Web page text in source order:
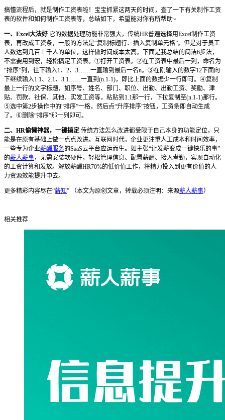
搞懂流程后，就是制作工资表啦！宝宝抓紧这两天的时间，查了一下有关制作工资
表的软件和如何制作工资表等，总结如下，希望能对你有所帮助~
一、Excel大法好 它的数据处理功能非常强大，传统HR普遍选择用Excel制作工资
表，再改成工资条，一般的方法是“复制标题行、插入复制单元格”。但是对于员工
人数达到几百上千人的单位，这样做时间成本太高。下面是我总结的简洁6步法，
不需要用到宏，轻松搞定工资表。①打开工资表。②在工资表中最后一列，命名为
“排序”列，往下输入1、2、3……一直输到最后一名n。③在刚输入的数字12下面向
下继续输入1.1、2.1、3.1……一直到(n.1-1)，即比上面的数据少一行即可。④复制
最上一行的文字标题，如序号、姓名、部门、职位、出勤、出勤工资、奖励、津
贴、罚款、社保、其他、实发工资等，粘贴到1.1那一行，下拉复制至(n.1-1)那行。
⑤选中第2步操作中的“排序”一格，然后点“升序排序”按钮，工资条即自动生成
了。⑥删除“排序”那一列即可。
二、HR偷懒神器，一键搞定 传统方法怎么改进都受限于自己本身的功能定位，只
能是在原有基础上做一点点改进。互联网时代，企业更注重人工成本和时间效率，
一些专为企业薪酬服务的SaaS云平台应运而生。如主张“让发薪变成一键快乐的事”
的薪人薪事，无需安装软硬件，轻松管理信息、配置薪酬、接入考勤，实现自动化
的工资计算和发放。解放薪酬HR70%的低价值工作，将精力投入到更有价值的人
力资源效能提升中去。
更多精彩内容尽在“薪知” （本文为原创文章，转载必须注明：来源薪人薪事）
相关推荐